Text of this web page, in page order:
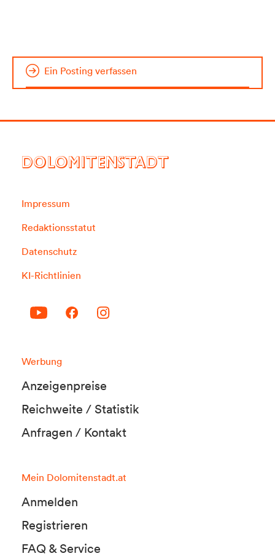
Ein Posting verfassen
DOLOMITENSTADT
Impressum
Redaktionsstatut
Datenschutz
KI-Richtlinien
Werbung
Anzeigenpreise
Reichweite / Statistik
Anfragen / Kontakt
Mein Dolomitenstadt.at
Anmelden
Registrieren
FAQ & Service